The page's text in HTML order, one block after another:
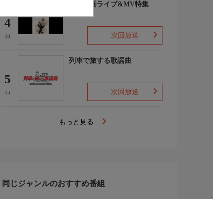
4
(-)
浜田省吾ライブ&MV特集
次回放送
5
(-)
列車で旅する歌謡曲
次回放送
もっと見る
同じジャンルのおすすめ番組